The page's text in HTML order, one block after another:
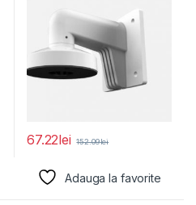
67.22lei 152.09lei
Adauga la favorite